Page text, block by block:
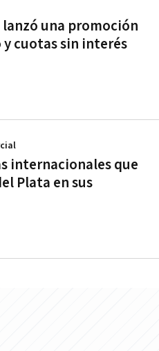
una promoción
y cuotas sin interés
internacionales que
Plata en sus